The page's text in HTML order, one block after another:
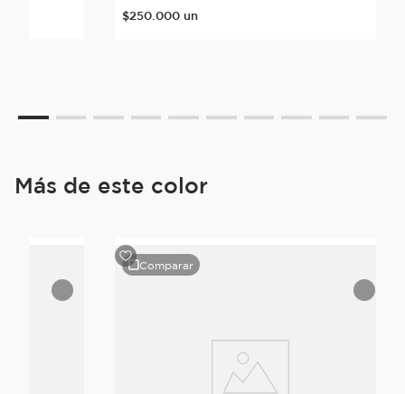
$250.000 un
Más de este color
Comparar